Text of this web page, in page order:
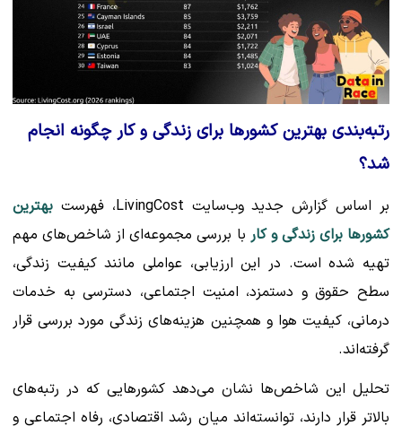
رتبه‌بندی بهترین کشورها برای زندگی و کار چگونه انجام
شد؟
بر اساس گزارش جدید وب‌سایت LivingCost، فهرست
بهترین
کشورها برای زندگی و کار با بررسی مجموعه‌ای از شاخص‌های مهم
تهیه شده است. در این ارزیابی، عواملی مانند کیفیت زندگی،
سطح حقوق و دستمزد، امنیت اجتماعی، دسترسی به خدمات
درمانی، کیفیت هوا و همچنین هزینه‌های زندگی مورد بررسی قرار
گرفته‌اند.
تحلیل این شاخص‌ها نشان می‌دهد کشورهایی که در رتبه‌های
بالاتر قرار دارند، توانسته‌اند میان رشد اقتصادی، رفاه اجتماعی و